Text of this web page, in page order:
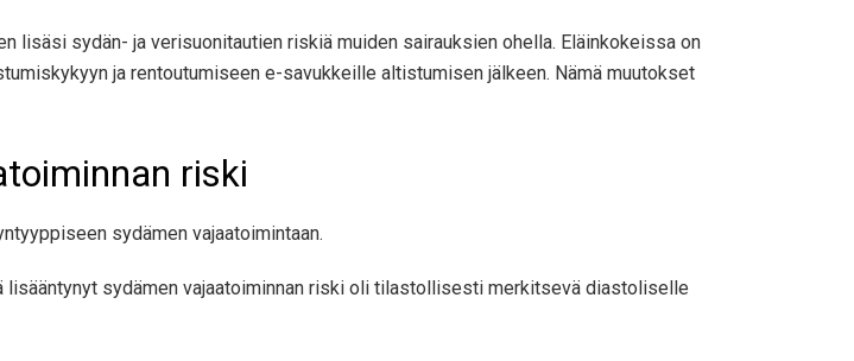
lisäsi sydän- ja verisuonitautien riskiä muiden sairauksien ohella. Eläinkokeissa on
ja rentoutumiseen e-savukkeille altistumisen jälkeen. Nämä muutokset
riski
sydämen vajaatoimintaan.
sydämen vajaatoiminnan riski oli tilastollisesti merkitsevä diastoliselle